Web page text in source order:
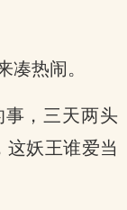
凑热闹。
，三天两头
这妖王谁爱当